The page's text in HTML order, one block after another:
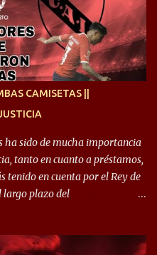
estoy agradecido al
quedó demostrado en el
en la pretemporada nos
El grupo está encontrando la
para todos”.
CAMISETAS ||
ha sido de mucha importancia
tanto en cuanto a préstamos,
tenido en cuenta por el Rey de
largo plazo del
quien paso a